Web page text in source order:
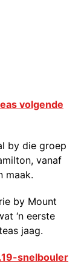
volgende
by die groep
vanaf
maak.
by Mount
‘n eerste
jaag.
snelbouler